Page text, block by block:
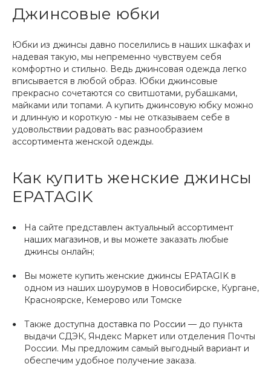
Джинсовые юбки
Юбки из джинсы давно поселились в наших шкафах и
надевая такую, мы непременно чувствуем себя
комфортно и стильно. Ведь джинсовая одежда легко
вписывается в любой образ. Юбки джинсовые
прекрасно сочетаются со свитшотами, рубашками,
майками или топами. А купить джинсовую юбку можно
и длинную и короткую - мы не отказываем себе в
удовольствии радовать вас разнообразием
ассортимента женской одежды.
Как купить женские джинсы
EPATAGIK
На сайте представлен актуальный ассортимент
наших магазинов, и вы можете заказать любые
джинсы онлайн;
Вы можете купить женские джинсы EPATAGIK в
одном из наших шоурумов в Новосибирске, Кургане,
Красноярске, Кемерово или Томске
Также доступна доставка по России — до пункта
выдачи СДЭК, Яндекс Маркет или отделения Почты
России. Мы предложим самый выгодный вариант и
обеспечим удобное получение заказа.